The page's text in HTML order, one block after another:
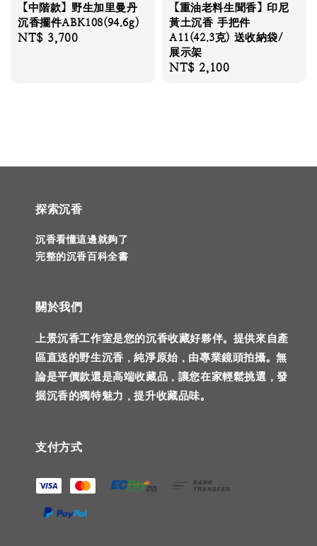
【中階款】野生加里曼丹
沉香擺件ABK108(94.6g)
Regular
NT$ 3,700
【重油老料生聞香】印尼
黃土沉香 手把件
A11(42.3克) 送收納袋/
展示架
Regular
NT$ 2,100
探索沉香
沉香看懂這邊就夠了
完整的沉香百科全書
關於我們
上景沉香工作室是您的沉香收藏好夥伴。提供來自產
區直送的野生沉香，純淨原始，由專業鏡頭拍攝。無
論是平價款還是高端收藏品，讓您在家輕鬆挑選，發
掘沉香的獨特魅力，提升收藏品味。
支付方式